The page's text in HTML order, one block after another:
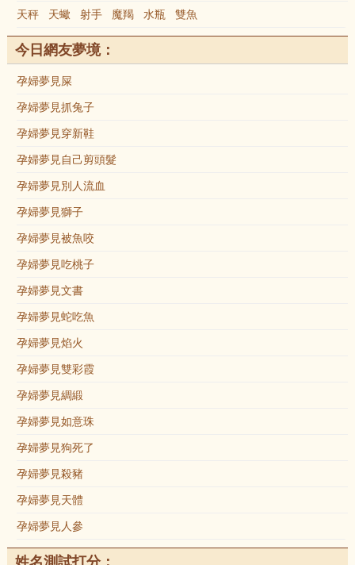
天秤 天蠍 射手 魔羯 水瓶 雙魚
今日網友夢境：
孕婦夢見屎
孕婦夢見抓兔子
孕婦夢見穿新鞋
孕婦夢見自己剪頭髮
孕婦夢見別人流血
孕婦夢見獅子
孕婦夢見被魚咬
孕婦夢見吃桃子
孕婦夢見文書
孕婦夢見蛇吃魚
孕婦夢見焰火
孕婦夢見雙彩霞
孕婦夢見綢緞
孕婦夢見如意珠
孕婦夢見狗死了
孕婦夢見殺豬
孕婦夢見天體
孕婦夢見人參
姓名測試打分：